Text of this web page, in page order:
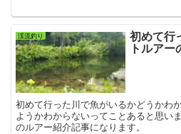
渓流釣り 初めて行
トルアー
初めて行った川で魚がいるかどうかわ
ようかわからないってことあると思い
のルアー紹介記事になります。